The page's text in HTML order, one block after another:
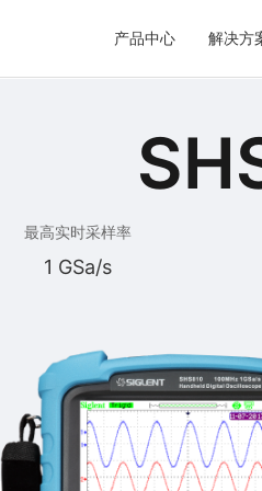
产品中心 解决方
最高实时采样率
1 GSa/s